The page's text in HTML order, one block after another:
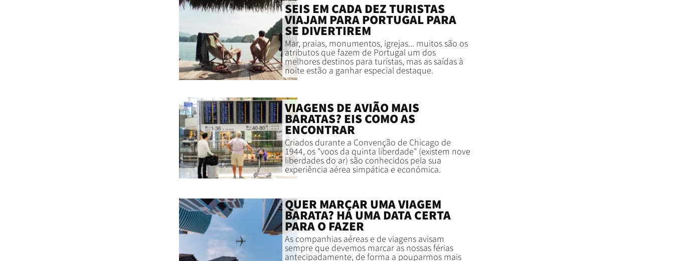
SEIS EM CADA DEZ TURISTAS
VIAJAM PARA PORTUGAL PARA
SE DIVERTIREM
Mar, praias, monumentos, igrejas... muitos são os
atributos que fazem de Portugal um dos
melhores destinos para turistas, mas as saídas à
noite estão a ganhar especial destaque.
VIAGENS DE AVIÃO MAIS
BARATAS? EIS COMO AS
ENCONTRAR
Criados durante a Convenção de Chicago de
1944, os "voos da quinta liberdade" (existem nove
liberdades do ar) são conhecidos pela sua
experiência aérea simpática e económica.
QUER MARCAR UMA VIAGEM
BARATA? HÁ UMA DATA CERTA
PARA O FAZER
As companhias aéreas e de viagens avisam
sempre que devemos marcar as nossas férias
antecipadamente, de forma a pouparmos mais